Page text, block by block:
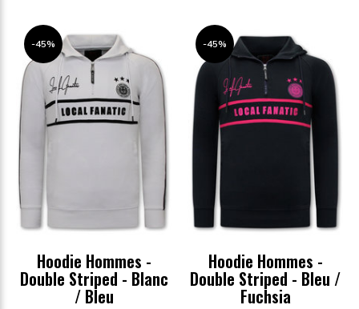
-45%
Hoodie Hommes -
Double Striped - Blanc
/ Bleu
-45%
Hoodie Hommes -
Double Striped - Bleu /
Fuchsia